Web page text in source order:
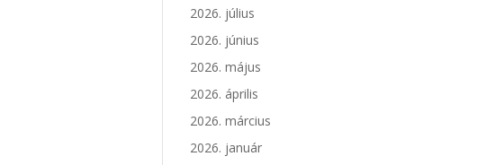
2026. július
2026. június
2026. május
2026. április
2026. március
2026. január